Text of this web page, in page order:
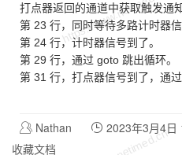
打点器返回的通道中获取触发通知
第 23 行，同时等待多路计时器信
第 24 行，计时器信号到了。
第 29 行，通过 goto 跳出循环。
第 31 行，打点器信号到了，通
Nathan 2023年3月4日
收藏文档